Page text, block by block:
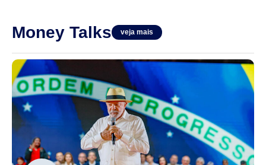
Money Talks veja mais